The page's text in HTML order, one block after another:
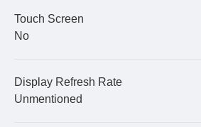
Touch Screen
No
Display Refresh Rate
Unmentioned